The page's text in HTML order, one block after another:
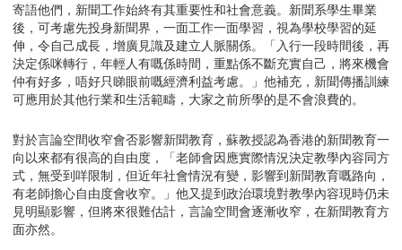
寄語他們，新聞工作始終有其重要性和社會意義。新聞系學生畢業
後，可考慮先投身新聞界，一面工作一面學習，視為學校學習的延
伸，令自己成長，增廣見識及建立人脈關係。「入行一段時間後，再
決定係咪轉行，年輕人有嘅係時間，重點係不斷充實自己，將來機會
仲有好多，唔好只睇眼前嘅經濟利益考慮。」他補充，新聞傳播訓練
可應用於其他行業和生活範疇，大家之前所學的是不會浪費的。
對於言論空間收窄會否影響新聞教育，蘇教授認為香港的新聞教育一
向以來都有很高的自由度，「老師會因應實際情況決定教學內容同方
式，無受到咩限制，但近年社會情況有變，影響到新聞教育嘅路向，
有老師擔心自由度會收窄。」他又提到政治環境對教學內容現時仍未
見明顯影響，但將來很難估計，言論空間會逐漸收窄，在新聞教育方
面亦然。